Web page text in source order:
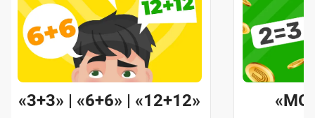
«3+3» | «6+6» | «12+12»